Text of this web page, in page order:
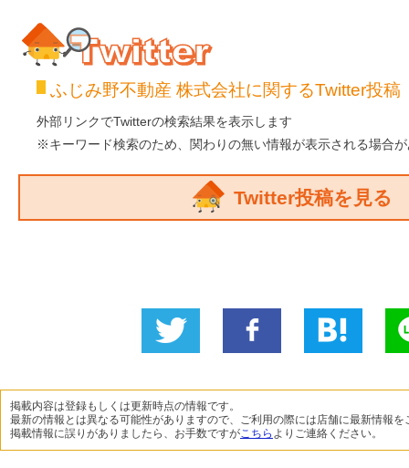
Twitter
ふじみ野不動産 株式会社に関するTwitter投稿
外部リンクでTwitterの検索結果を表示します
※キーワード検索のため、関わりの無い情報が表示される場合
Twitter投稿を見る
に投稿
ね！
掲載内容は登録もしくは更新時点の情報です。
最新の情報とは異なる可能性がありますので、ご利用の際には店舗に最新情報を
掲載情報に誤りがありましたら、お手数ですがこちら よりご連絡ください。